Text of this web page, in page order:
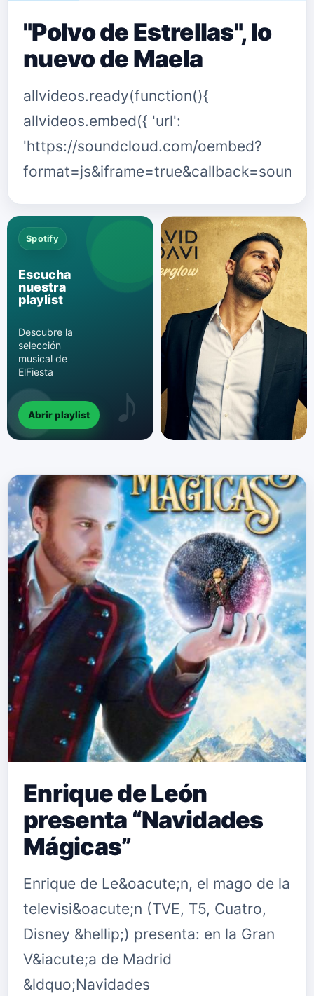
"Polvo de Estrellas", lo
nuevo de Maela
allvideos.ready(function(){
allvideos.embed({ 'url':
'https://soundcloud.com/oembed?
Spotify
Escucha
nuestra
playlist
Descubre la
selección
musical de
ElFiesta
Abrir playlist
Enrique de León
presenta “Navidades
Mágicas”
Enrique de Le&oacute;n, el mago de la
televisi&oacute;n (TVE, T5, Cuatro,
Disney &hellip;) presenta: en la Gran
V&iacute;a de Madrid
&ldquo;Navidades